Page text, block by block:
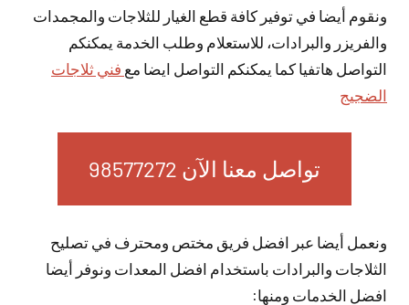
ونقوم أيضا في توفير كافة قطع الغيار للثلاجات والمجمدات
والفريزر والبرادات، للاستعلام وطلب الخدمة يمكنكم
التواصل هاتفيا كما يمكنكم التواصل ايضا مع فني ثلاجات
الضجيج
تواصل معنا الآن 98577272
ونعمل أيضا عبر افضل فريق مختص ومحترف في تصليح
الثلاجات والبرادات باستخدام افضل المعدات ونوفر أيضا
افضل الخدمات ومنها: